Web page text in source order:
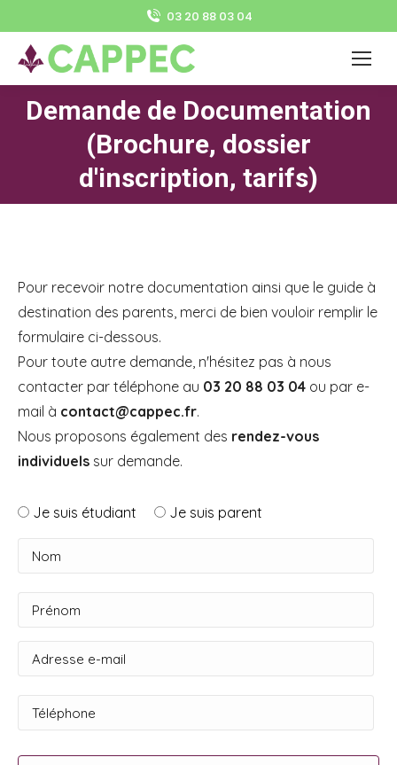
03 20 88 03 04
Demande de Documentation
(Brochure, dossier
d'inscription, tarifs)
Vous êtes ici :
Pour recevoir notre documentation ainsi que le guide à
destination des parents, merci de bien vouloir remplir le
formulaire ci-dessous.
Pour toute autre demande, n'hésitez pas à nous
contacter par téléphone au 03 20 88 03 04 ou par e-
mail à contact@cappec.fr.
Nous proposons également des rendez-vous
individuels sur demande.
Je suis étudiant Je suis parent